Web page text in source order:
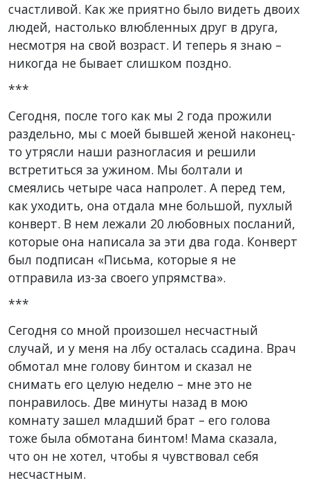
счастливой. Как же приятно было видеть двоих
людей, настолько влюбленных друг в друга,
несмотря на свой возраст. И теперь я знаю –
никогда не бывает слишком поздно.
***
Сегодня, после того как мы 2 года прожили
раздельно, мы с моей бывшей женой наконец-
то утрясли наши разногласия и решили
встретиться за ужином. Мы болтали и
смеялись четыре часа напролет. А перед тем,
как уходить, она отдала мне большой, пухлый
конверт. В нем лежали 20 любовных посланий,
которые она написала за эти два года. Конверт
был подписан «Письма, которые я не
отправила из-за своего упрямства».
***
Сегодня со мной произошел несчастный
случай, и у меня на лбу осталась ссадина. Врач
обмотал мне голову бинтом и сказал не
снимать его целую неделю – мне это не
понравилось. Две минуты назад в мою
комнату зашел младший брат – его голова
тоже была обмотана бинтом! Мама сказала,
что он не хотел, чтобы я чувствовал себя
несчастным.